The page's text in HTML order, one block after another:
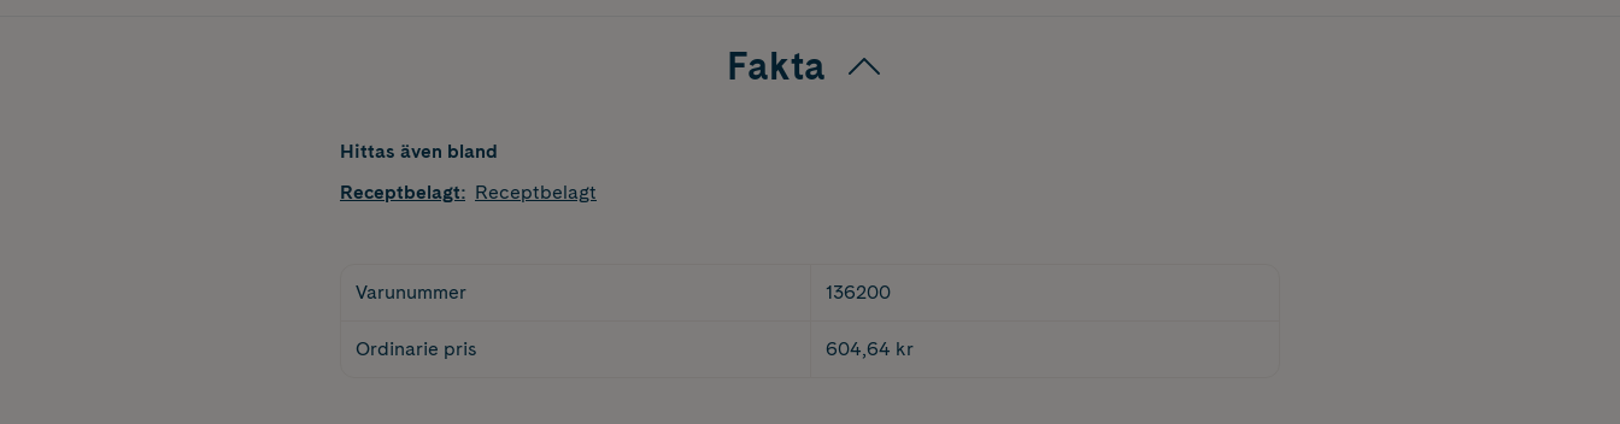
Fakta
Hittas även bland
Receptbelagt: Receptbelagt
Varunummer 136200
Ordinarie pris 604,64 kr